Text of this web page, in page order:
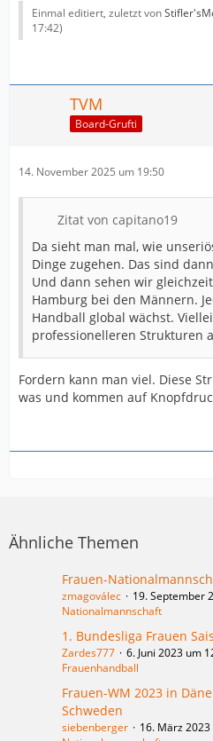
Einmal editiert, zuletzt von
17:42)
TVM
Board-Grufti
14. November 2025 um 19:50
Zitat von capitano19
Da sieht man mal, wie
Dinge zugehen. Das sind
Und dann sehen wir
Hamburg bei den Männern.
Handball global wächst.
professionelleren Strukturen
Fordern kann man viel. Diese
was und kommen auf
Ähnliche Themen
Frauen-
zmagoválec
19. September
Nationalmannschaft
1. Bundesliga Frauen
Zardes777
6. Juni 2023 um
Frauenhandball
Frauen-WM 2023 in
Schweden
siebenberger
16. März